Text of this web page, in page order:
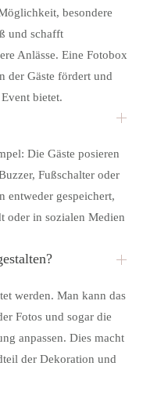
besondere
und schafft
Anlässe. Eine Fotobox
der Gäste fördert und
bietet.
Die Gäste posieren
Fußschalter oder
entweder gespeichert,
oder in sozialen Medien
werden. Man kann das
Fotos und sogar die
anpassen. Dies macht
der Dekoration und